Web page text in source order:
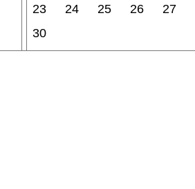
23
24 25 26 27
30